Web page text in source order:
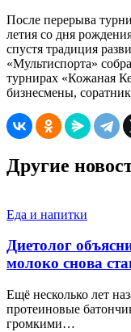
После перерыва
летия со дня
спустя традиция
«Мультиспорта»
турнирах «Кожаная
бизнесмены,
Другие
Еда и напитки
Диетолог
молоко снова
Ещё несколько лет
протеиновые
громкими…